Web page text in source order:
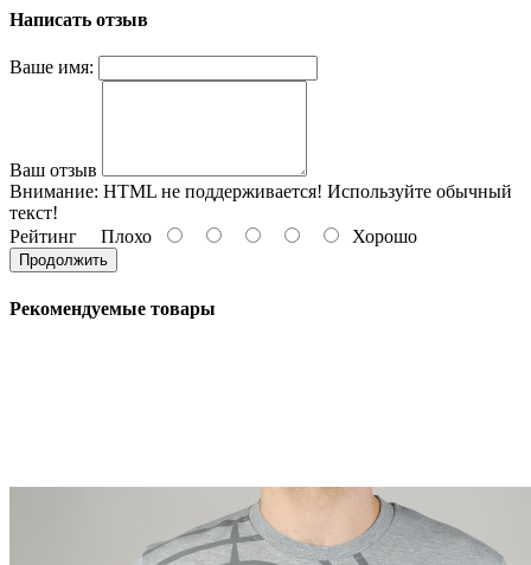
Написать отзыв
Ваше имя:
Ваш отзыв
Внимание: HTML не поддерживается! Используйте обычный
текст!
Рейтинг Плохо Хорошо
Продолжить
Рекомендуемые товары